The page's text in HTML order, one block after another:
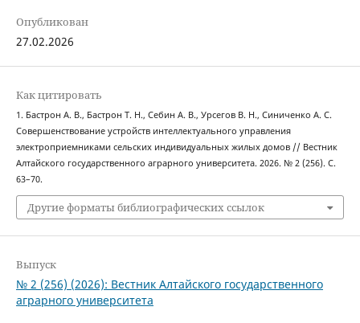
Опубликован
27.02.2026
Как цитировать
1. Бастрон А. В., Бастрон Т. Н., Себин А. В., Урсегов В. Н., Синиченко А. С.
Совершенствование устройств интеллектуального управления
электроприемниками сельских индивидуальных жилых домов // Вестник
Алтайского государственного аграрного университета. 2026. № 2 (256). С.
63–70.
Другие форматы библиографических ссылок
Выпуск
№ 2 (256) (2026): Вестник Алтайского государственного
аграрного университета